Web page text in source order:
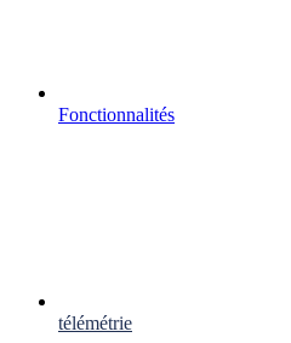
Fonctionnalités
télémétrie